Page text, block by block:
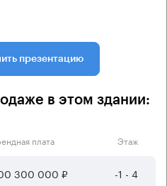
презентацию
в этом здании:
плата Этаж
300 000 ₽ -1 - 4